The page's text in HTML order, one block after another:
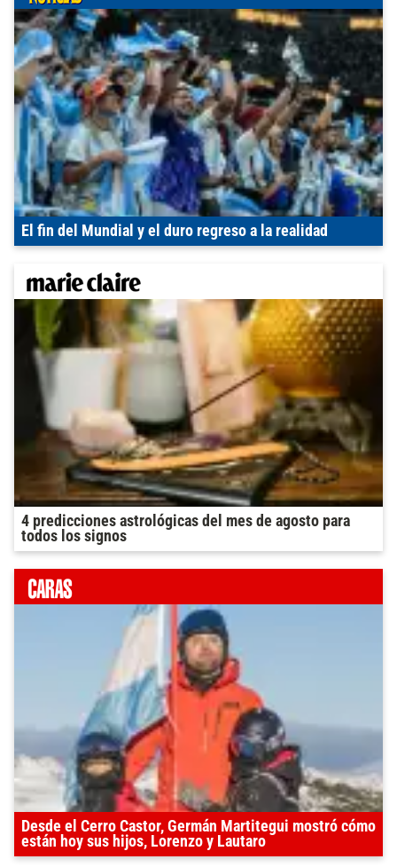
El fin del Mundial y el duro regreso a la realidad
4 predicciones astrológicas del mes de agosto para
todos los signos
Desde el Cerro Castor, Germán Martitegui mostró cómo
están hoy sus hijos, Lorenzo y Lautaro